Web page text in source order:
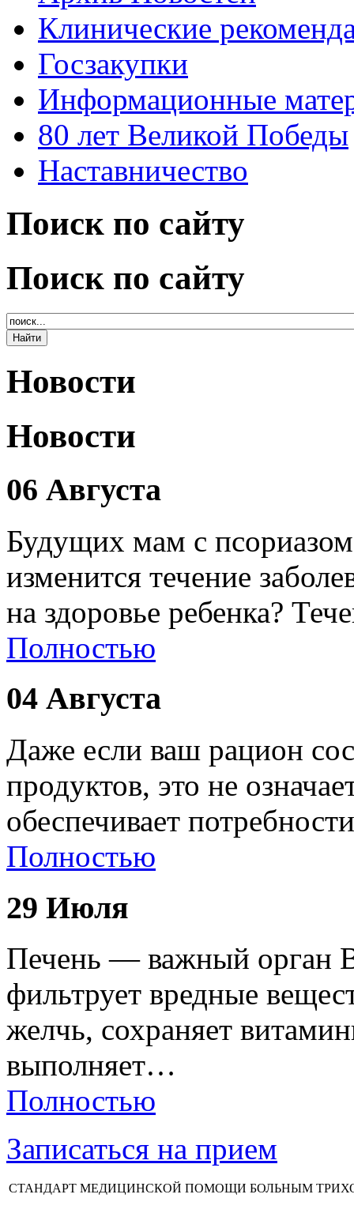
Клинические
Госзакупки
Информационные
80 лет Великой Победы
Наставничество
Поиск по сайту
Поиск по сайту
Новости
Новости
06 Августа
Будущих мам с
изменится течение
на здоровье ребенка?
Полностью
04 Августа
Даже если ваш рацион
продуктов, это не
обеспечивает
Полностью
29 Июля
Печень — важный орган
фильтрует вредные
желчь, сохраняет
выполняет…
Полностью
Записаться на прием
СТАНДАРТ МЕДИЦИНСКОЙ ПОМОЩИ БОЛЬНЫМ